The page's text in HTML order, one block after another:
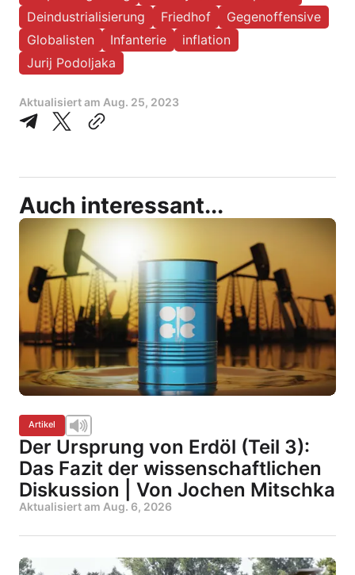
Deindustrialisierung
Friedhof
Gegenoffensive
Globalisten
Infanterie
inflation
Jurij Podoljaka
Aktualisiert am Aug. 25, 2023
Auch interessant...
Artikel
Der Ursprung von Erdöl (Teil 3):
Das Fazit der wissenschaftlichen
Diskussion | Von Jochen Mitschka
Aktualisiert am Aug. 6, 2026